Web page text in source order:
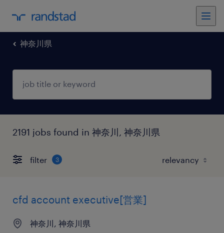
神奈川県
2191 jobs found in 神奈川, 神奈川県
filter 3
cfd account executive[営業]
神奈川, 神奈川県